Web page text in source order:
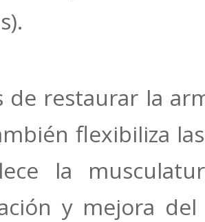
de restaurar la
flexibiliza
la
y mejora